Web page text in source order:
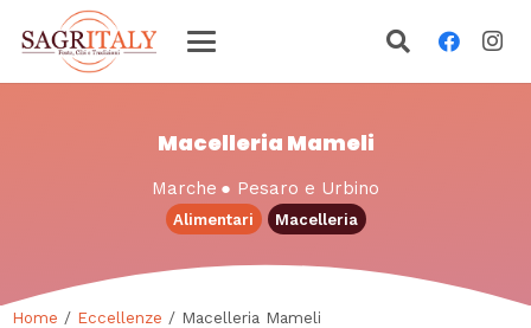
Macelleria Mameli
Marche ● Pesaro e Urbino
Alimentari Macelleria
Home / Eccellenze / Macelleria Mameli